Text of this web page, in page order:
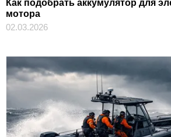
Как подобрать аккумулятор для
мотора
02.03.2026